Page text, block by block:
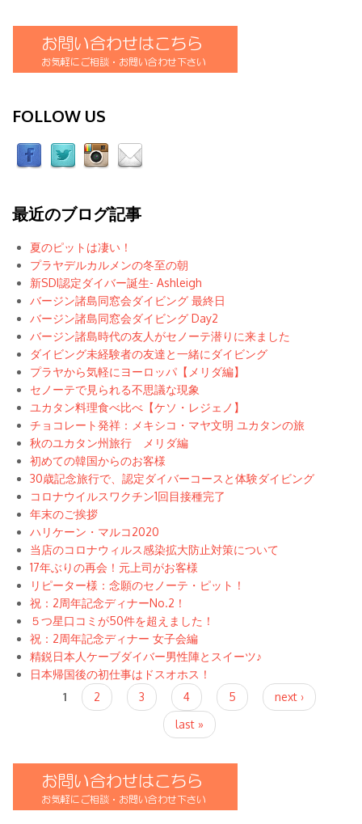
FOLLOW US
最近のブログ記事
夏のピットは凄い！
プラヤデルカルメンの冬至の朝
新SDI認定ダイバー誕生- Ashleigh
バージン諸島同窓会ダイビング 最終日
バージン諸島同窓会ダイビング Day2
バージン諸島時代の友人がセノーテ潜りに来ました
ダイビング未経験者の友達と一緒にダイビング
プラヤから気軽にヨーロッパ【メリダ編】
セノーテで見られる不思議な現象
ユカタン料理食べ比べ【ケソ・レジェノ】
チョコレート発祥：メキシコ・マヤ文明 ユカタンの旅
秋のユカタン州旅行 メリダ編
初めての韓国からのお客様
30歳記念旅行で、認定ダイバーコースと体験ダイビング
コロナウイルスワクチン1回目接種完了
年末のご挨拶
ハリケーン・マルコ2020
当店のコロナウィルス感染拡大防止対策について
17年ぶりの再会！元上司がお客様
リピーター様：念願のセノーテ・ピット！
祝：2周年記念ディナーNo.2！
５つ星口コミが50件を超えました！
祝：2周年記念ディナー 女子会編
精鋭日本人ケーブダイバー男性陣とスイーツ♪
日本帰国後の初仕事はドスオホス！
1 2 3 4 5
next ›
last »